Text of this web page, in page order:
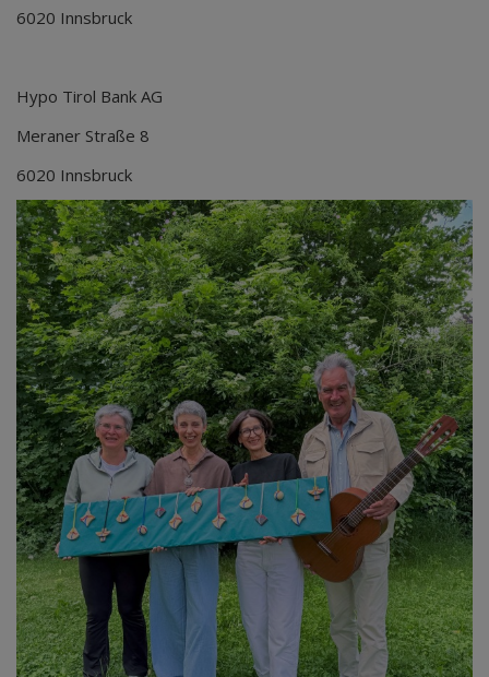
6020 Innsbruck
Hypo Tirol Bank AG
Meraner Straße 8
6020 Innsbruck